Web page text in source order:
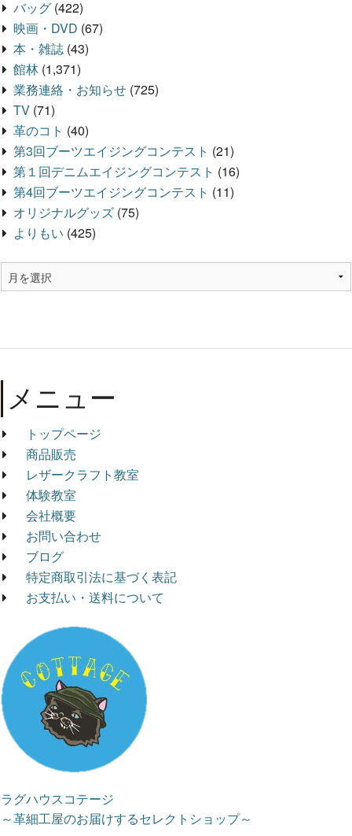
バッグ (422)
映画・DVD (67)
本・雑誌 (43)
館林 (1,371)
業務連絡・お知らせ (725)
TV (71)
革のコト (40)
第3回ブーツエイジングコンテスト (21)
第１回デニムエイジングコンテスト (16)
第4回ブーツエイジングコンテスト (11)
オリジナルグッズ (75)
よりもい (425)
メニュー
トップページ
商品販売
レザークラフト教室
体験教室
会社概要
お問い合わせ
ブログ
特定商取引法に基づく表記
お支払い・送料について
ラグハウスコテージ
～革細工屋のお届けするセレクトショップ～